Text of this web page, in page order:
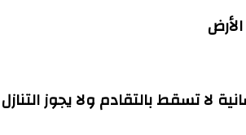
لا تسقط بالتقادم ولا يجوز